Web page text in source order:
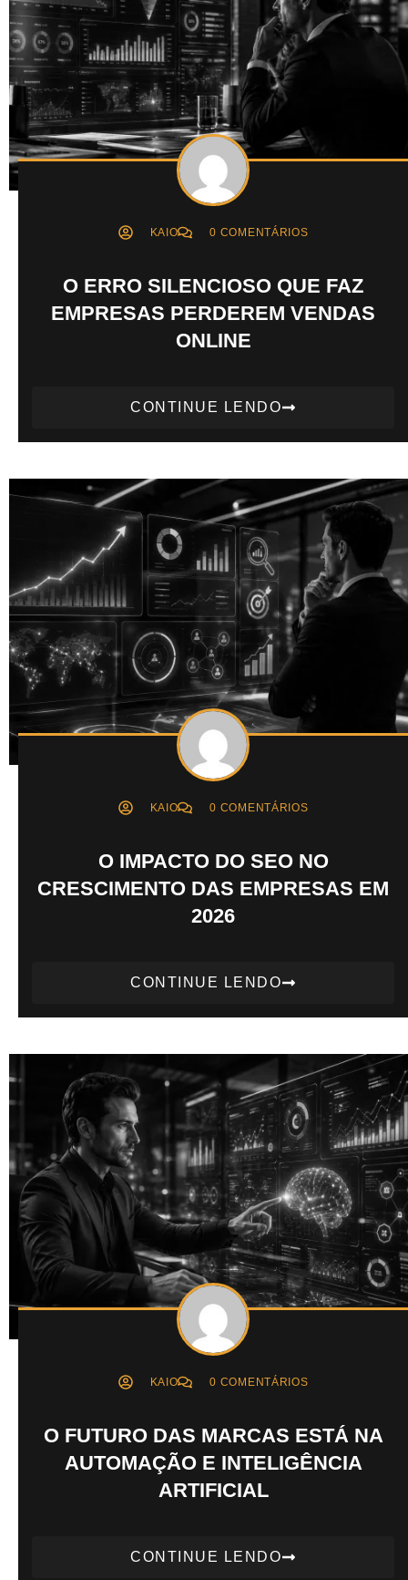
KAIO 0 COMENTÁRIOS
O ERRO SILENCIOSO QUE FAZ
EMPRESAS PERDEREM VENDAS
ONLINE
CONTINUE LENDO
KAIO 0 COMENTÁRIOS
O IMPACTO DO SEO NO
CRESCIMENTO DAS EMPRESAS EM
2026
CONTINUE LENDO
KAIO 0 COMENTÁRIOS
O FUTURO DAS MARCAS ESTÁ NA
AUTOMAÇÃO E INTELIGÊNCIA
ARTIFICIAL
CONTINUE LENDO